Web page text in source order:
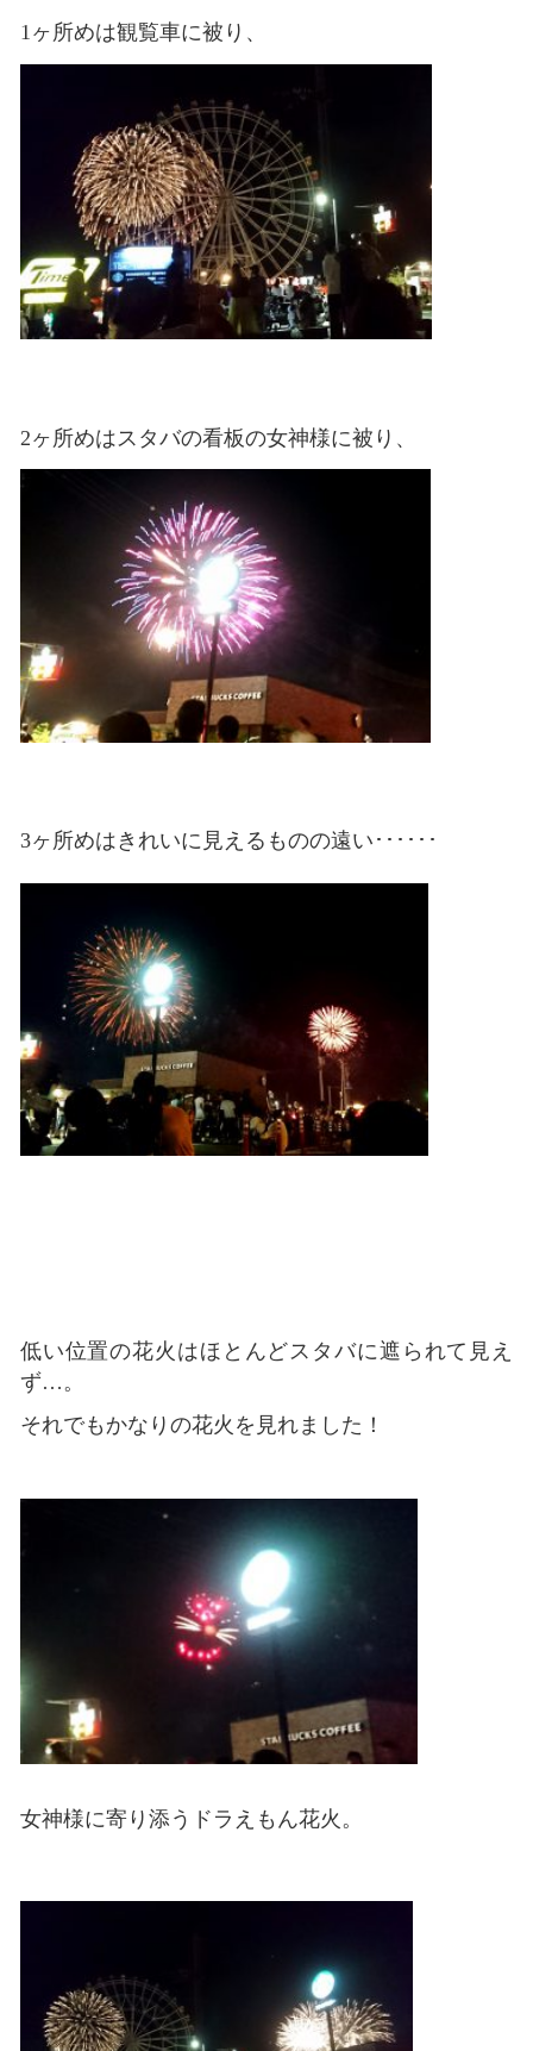
1ヶ所めは観覧車に被り、
2ヶ所めはスタバの看板の女神様に被り、
3ヶ所めはきれいに見えるものの遠い･･････
低い位置の花火はほとんどスタバに遮られて見え
ず…。
それでもかなりの花火を見れました！
女神様に寄り添うドラえもん花火。